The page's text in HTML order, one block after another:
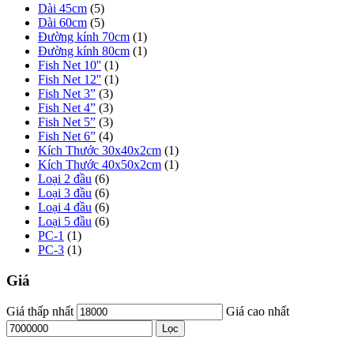
Dài 45cm (5)
Dài 60cm (5)
Đường kính 70cm (1)
Đường kính 80cm (1)
Fish Net 10'' (1)
Fish Net 12'' (1)
Fish Net 3” (3)
Fish Net 4” (3)
Fish Net 5” (3)
Fish Net 6” (4)
Kích Thước 30x40x2cm (1)
Kích Thước 40x50x2cm (1)
Loại 2 đầu (6)
Loại 3 đầu (6)
Loại 4 đầu (6)
Loại 5 đầu (6)
PC-1 (1)
PC-3 (1)
Giá
Giá thấp nhất Giá cao nhất
Lọc